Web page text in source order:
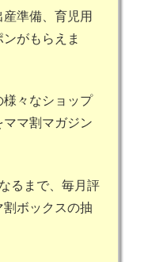
準備、育児用
がもらえま
様々なショップ
マ割マガジン
るまで、毎月評
ボックスの抽